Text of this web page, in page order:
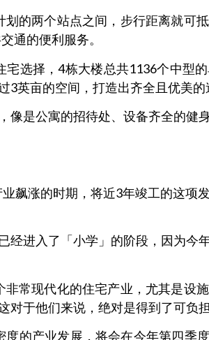
的两个站点之间，步行距离就可
通的便利服务。
选择，4栋大楼总共1136个中型
英亩的空间，打造出齐全且优美的
是公寓的招待处、设备齐全的健
飙涨的时期，将近3年竣工的这
进入了「小学」的阶段，因为今
常现代化的住宅产业，尤其是设
于他们来说，绝对是得到了可负
的产业发展，将会在今年第四季